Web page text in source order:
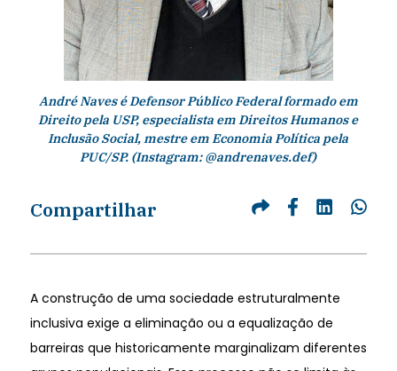
André Naves é Defensor Público Federal formado em
Direito pela USP, especialista em Direitos Humanos e
Inclusão Social, mestre em Economia Política pela
PUC/SP. (Instagram: @andrenaves.def)
Compartilhar
A construção de uma sociedade estruturalmente
inclusiva exige a eliminação ou a equalização de
barreiras que historicamente marginalizam diferentes